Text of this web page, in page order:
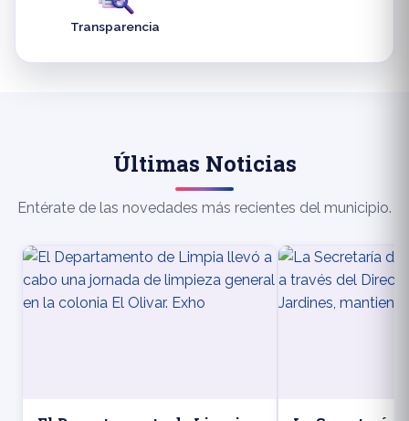
Transparencia
Últimas Noticias
Entérate de las novedades más recientes del municipio.